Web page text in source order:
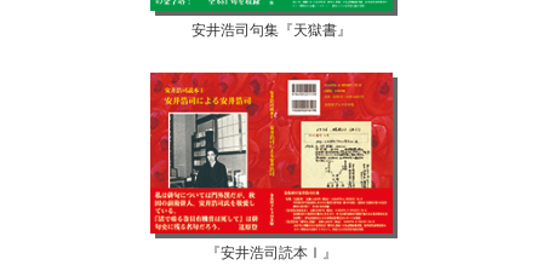
安井浩司句集『天獄書』
『安井浩司読本Ⅰ』